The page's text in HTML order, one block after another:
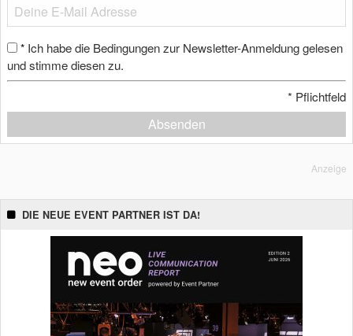
* Ich habe die Bedingungen zur Newsletter-Anmeldung gelesen
und stimme diesen zu.
* Pflichtfeld
Absenden
Anzeige
DIE NEUE EVENT PARTNER IST DA!